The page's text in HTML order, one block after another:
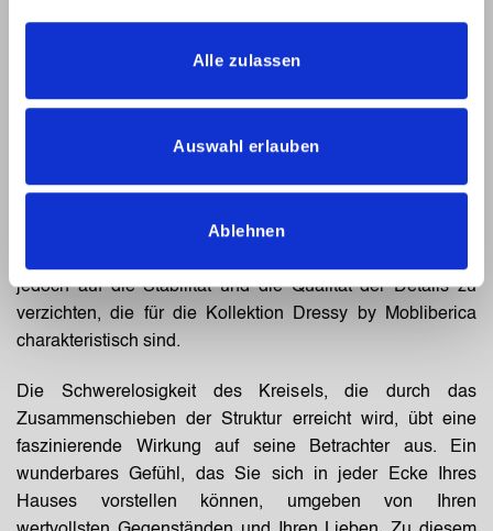
Alle zulassen
Auswahl erlauben
Ablehnen
Klischees abzuheben. Darüber hinaus zu gehen. Es wurde
mit der Absicht geschaffen, auf den ersten Blick zu
unvergesslichen Abend mit ihm zu entfachen.
alle, die ihn betrachten, mit einer Leichtigkeit, die für Tische
jedoch auf die Stabilität und die Qualität der Details zu
verzichten, die für die Kollektion Dressy by Mobliberica
charakteristisch sind.
Die Schwerelosigkeit des Kreisels, die durch das
Zusammenschieben der Struktur erreicht wird, übt eine
faszinierende Wirkung auf seine Betrachter aus. Ein
wunderbares Gefühl, das Sie sich in jeder Ecke Ihres
Hauses vorstellen können, umgeben von Ihren